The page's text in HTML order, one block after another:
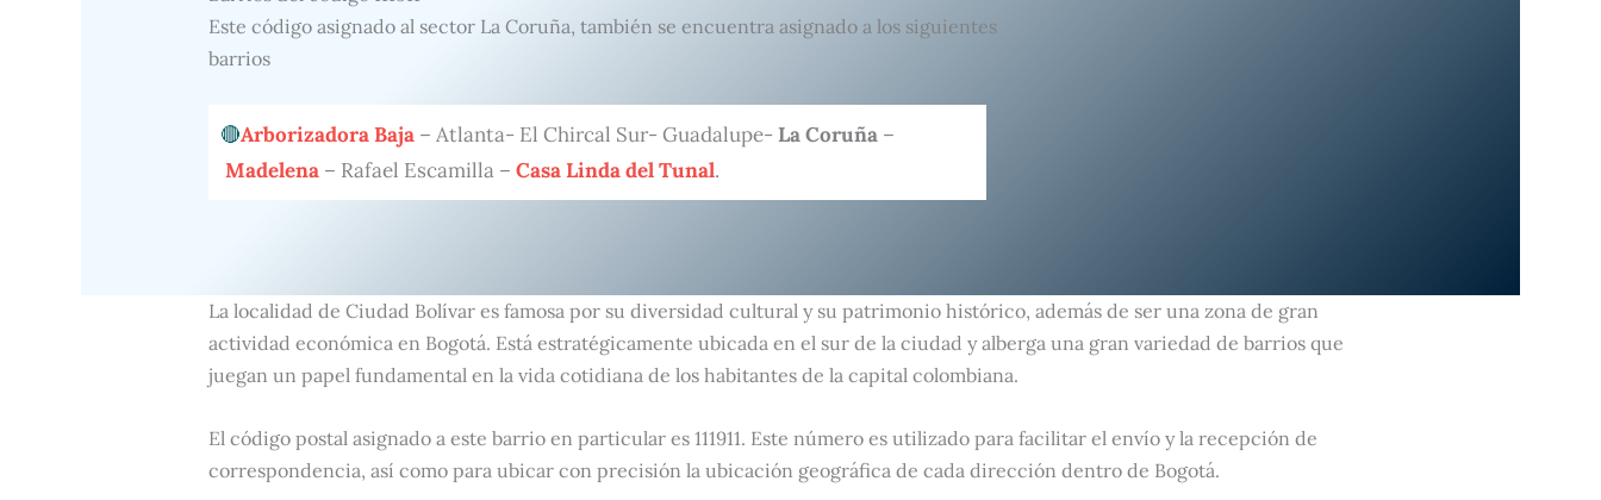
Este código asignado al sector La Coruña, también se encuentra asignado a los siguientes
barrios
Arborizadora Baja – Atlanta- El Chircal Sur- Guadalupe- La Coruña –
Madelena – Rafael Escamilla – Casa Linda del Tunal.
La localidad de Ciudad Bolívar es famosa por su diversidad cultural y su patrimonio histórico, además de ser una zona de gran
actividad económica en Bogotá. Está estratégicamente ubicada en el sur de la ciudad y alberga una gran variedad de barrios que
juegan un papel fundamental en la vida cotidiana de los habitantes de la capital colombiana.
El código postal asignado a este barrio en particular es 111911. Este número es utilizado para facilitar el envío y la recepción de
correspondencia, así como para ubicar con precisión la ubicación geográfica de cada dirección dentro de Bogotá.